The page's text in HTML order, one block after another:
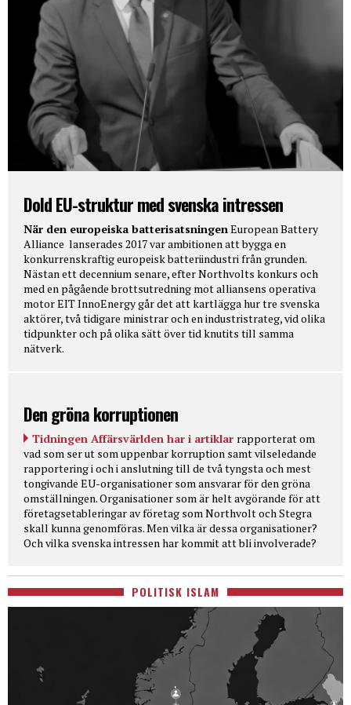
Dold EU-struktur med svenska intressen
När den europeiska batterisatsningenEuropean Battery
Alliance lanserades 2017 var ambitionen att bygga en
konkurrenskraftig europeisk batteriindustri från grunden.
Nästan ett decennium senare, efter Northvolts konkurs och
med en pågående brottsutredning mot alliansens operativa
motor EIT InnoEnergy går det att kartlägga hur tre svenska
aktörer, två tidigare ministrar och en industristrateg, vid olika
tidpunkter och på olika sätt över tid knutits till samma
nätverk.
Den gröna korruptionen
Tidningen Affärsvärlden har i artiklar rapporterat om
vad som ser ut som uppenbar korruption samt vilseledande
rapportering i och i anslutning till de två tyngsta och mest
tongivande EU-organisationer som ansvarar för den gröna
omställningen. Organisationer som är helt avgörande för att
företagsetableringar av företag som Northvolt och Stegra
skall kunna genomföras. Men vilka är dessa organisationer?
Och vilka svenska intressen har kommit att bli involverade?
POLITISK ISLAM